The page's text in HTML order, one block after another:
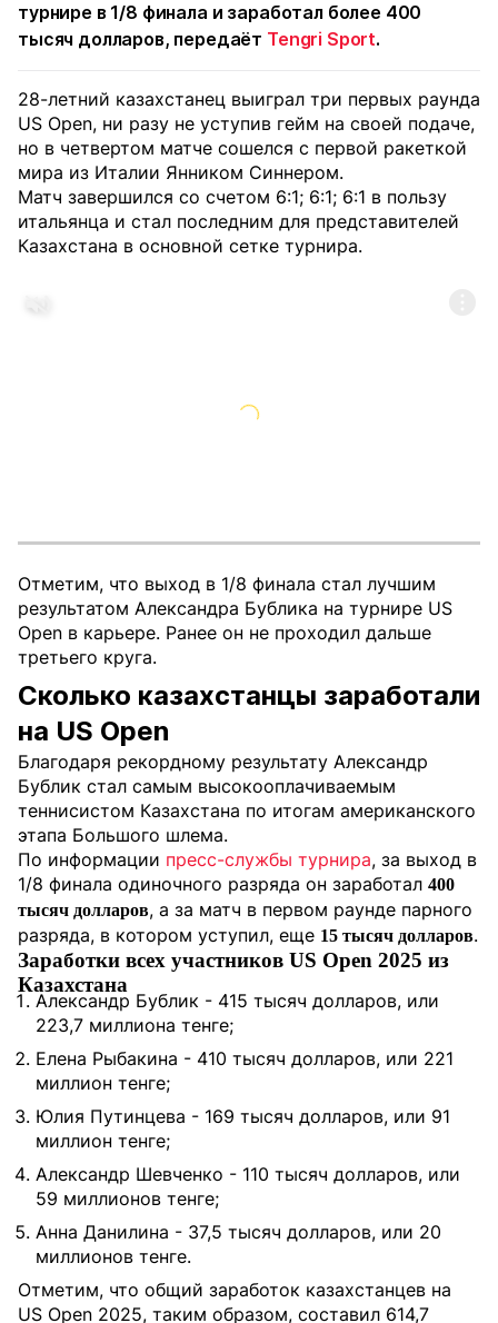
турнире в 1/8 финала и заработал более 400
тысяч долларов, передаёт Tengri Sport.
28-летний казахстанец выиграл три первых раунда
US Open, ни разу не уступив гейм на своей подаче,
но в четвертом матче сошелся с первой ракеткой
мира из Италии Янником Синнером.
Матч завершился со счетом 6:1; 6:1; 6:1 в пользу
итальянца и стал последним для представителей
Казахстана в основной сетке турнира.
Отметим, что выход в 1/8 финала стал лучшим
результатом Александра Бублика на турнире US
Open в карьере. Ранее он не проходил дальше
третьего круга.
Сколько казахстанцы заработали
на US Open
Благодаря рекордному результату Александр
Бублик стал самым высокооплачиваемым
теннисистом Казахстана по итогам американского
этапа Большого шлема.
По информации пресс-службы турнира, за выход в
1/8 финала одиночного разряда он заработал 400
тысяч долларов, а за матч в первом раунде парного
разряда, в котором уступил, еще 15 тысяч долларов.
Заработки всех участников US Open 2025 из
Казахстана
Александр Бублик - 415 тысяч долларов, или
223,7 миллиона тенге;
Елена Рыбакина - 410 тысяч долларов, или 221
миллион тенге;
Юлия Путинцева - 169 тысяч долларов, или 91
миллион тенге;
Александр Шевченко - 110 тысяч долларов, или
59 миллионов тенге;
Анна Данилина - 37,5 тысяч долларов, или 20
миллионов тенге.
Отметим, что общий заработок казахстанцев на
US Open 2025, таким образом, составил 614,7